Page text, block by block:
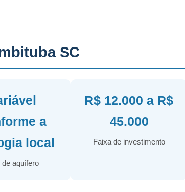
SC
a
local
de aquífero
R$ 12.000 a R$
45.000
Faixa de investimento